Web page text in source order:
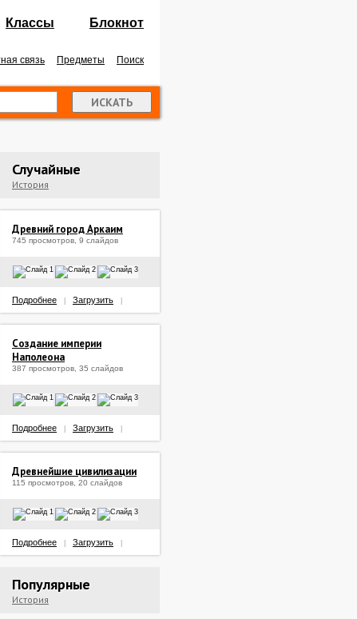
Классы Блокнот
связь Предметы Поиск
Случайные
История
Древний город Аркаим
745 просмотров, 9 слайдов
Подробнее Загрузить
Создание империи
Наполеона
387 просмотров, 35 слайдов
Подробнее Загрузить
Древнейшие цивилизации
115 просмотров, 20 слайдов
Подробнее Загрузить
Популярные
История